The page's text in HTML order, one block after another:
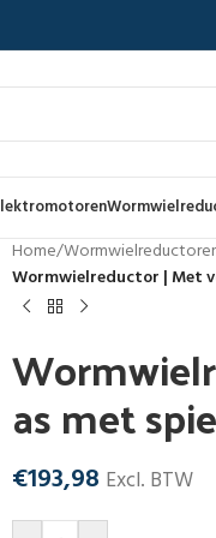
Home/
Wormwielreductor | Met
as met
€193,98 Excl. BTW